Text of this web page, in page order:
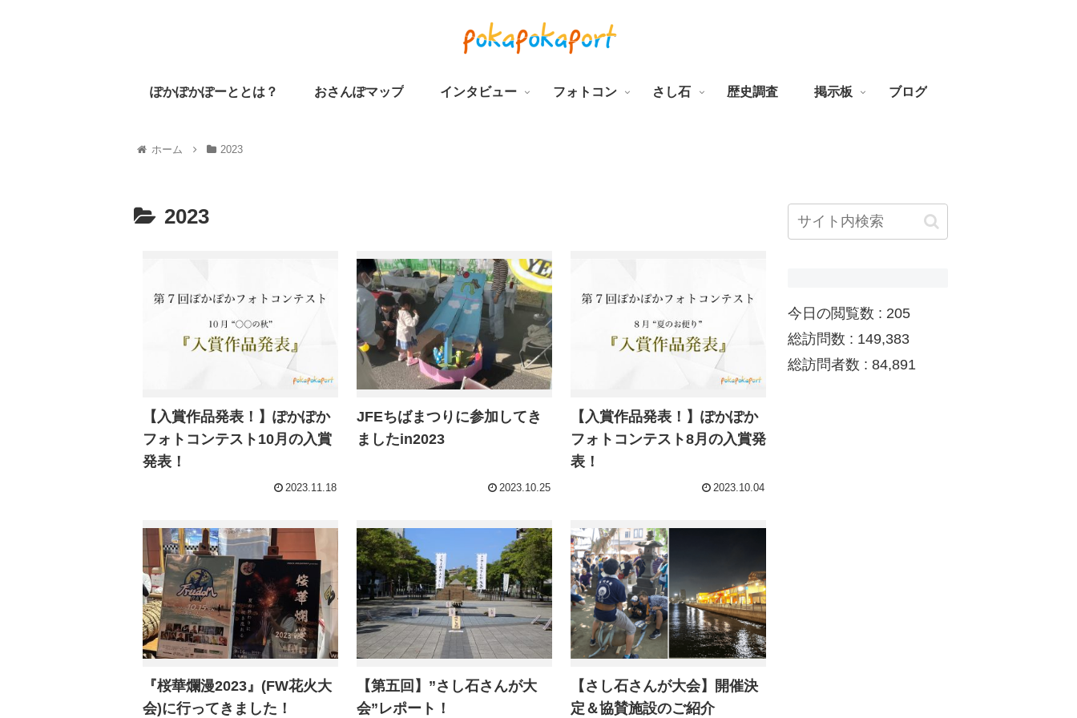
ぽかぽかぽーととは？ おさんぽマップ インタビュー フォトコン さし石 歴史調査 掲示板 ブログ
ホーム 2023
2023
【入賞作品発表！】ぽかぽか
フォトコンテスト10月の入賞
発表！
2023.11.18
JFEちばまつりに参加してき
ましたin2023
2023.10.25
【入賞作品発表！】ぽかぽか
フォトコンテスト8月の入賞発
表！
2023.10.04
『桜華爛漫2023』(FW花火大
会)に行ってきました！
【第五回】”さし石さんが大
会”レポート！
【さし石さんが大会】開催決
定＆協賛施設のご紹介
今日の閲覧数 : 205
総訪問数 : 149,383
総訪問者数 : 84,891